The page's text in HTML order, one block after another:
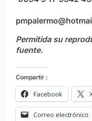
Permitida su
fuente.
Compartir :
Facebook
Correo electrónico